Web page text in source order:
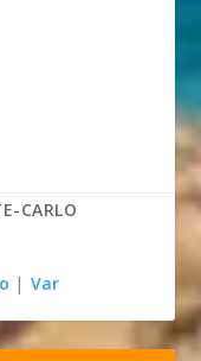
CARLO
| Var